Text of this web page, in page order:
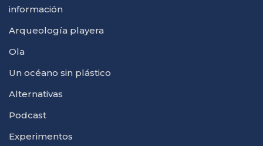
información
Arqueología playera
Ola
Un océano sin plástico
Alternativas
Podcast
Experimentos